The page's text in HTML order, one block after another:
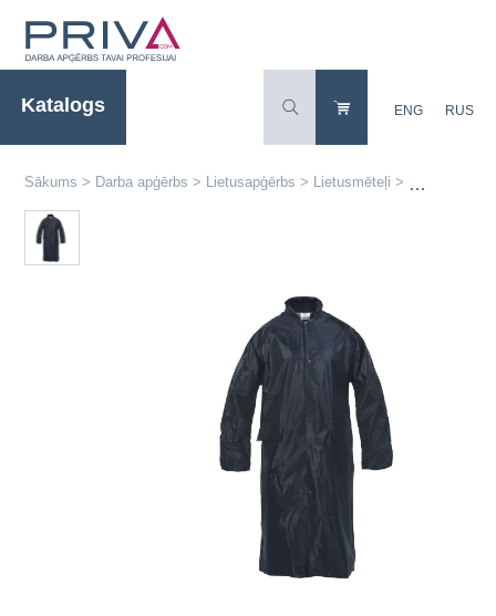
Katalogs ENG RUS
Sākums > Darba apģērbs > Lietusapģērbs > Lietusmēteļi >